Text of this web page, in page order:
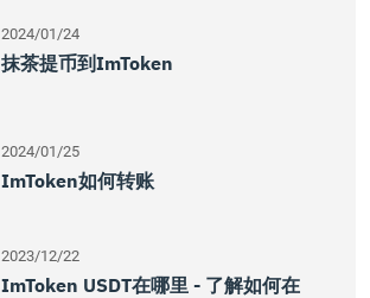
2024/01/24
抹茶提币到imToken
2024/01/25
ImToken如何转账
2023/12/22
ImToken USDT在哪里 - 了解如何在